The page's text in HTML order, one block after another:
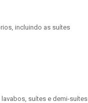
incluindo as suítes
suítes e demi-suítes